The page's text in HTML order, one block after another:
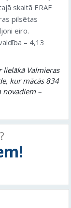
skaitā ERAF
pilsētas
eiro.
– 4,13
lielākā Valmieras
kur mācās 834
novadiem –